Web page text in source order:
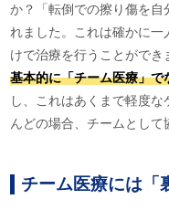
か？「転倒での擦り傷を自
れました。これは確かに
けで治療を行うことができ
基本的に「チーム医療」で
し、これはあくまで軽度
んどの場合、チームとして
チーム医療には「